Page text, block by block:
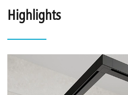
Highlights